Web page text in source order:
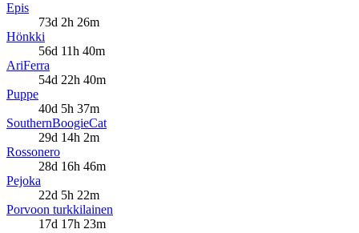
Epis
73d 2h 26m
Hönkki
56d 11h 40m
AriFerra
54d 22h 40m
Puppe
40d 5h 37m
SouthernBoogieCat
29d 14h 2m
Rossonero
28d 16h 46m
Pejoka
22d 5h 22m
Porvoon turkkilainen
17d 17h 23m